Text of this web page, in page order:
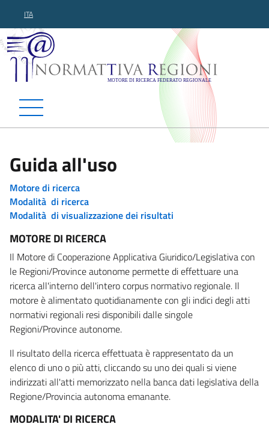
ITA
Normattiva Regioni -
Guida all'uso
Motore di ricerca
Modalità di ricerca
Modalità di visualizzazione dei risultati
MOTORE DI RICERCA
Il Motore di Cooperazione Applicativa Giuridico/Legislativa con
le Regioni/Province autonome permette di effettuare una
ricerca all'interno dell'intero corpus normativo regionale. Il
motore è alimentato quotidianamente con gli indici degli atti
normativi regionali resi disponibili dalle singole
Regioni/Province autonome.
Il risultato della ricerca effettuata è rappresentato da un
elenco di uno o più atti, cliccando su uno dei quali si viene
indirizzati all'atti memorizzato nella banca dati legislativa della
Regione/Provincia autonoma emanante.
MODALITA' DI RICERCA